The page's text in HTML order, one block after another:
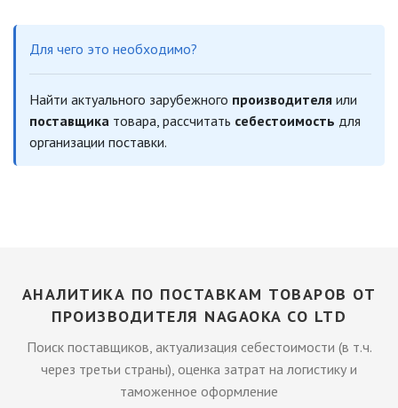
Для чего это необходимо?
Найти актуального зарубежного производителя или
поставщика товара, рассчитать себестоимость для
организации поставки.
АНАЛИТИКА ПО ПОСТАВКАМ ТОВАРОВ ОТ
ПРОИЗВОДИТЕЛЯ NAGAOKA CO LTD
Поиск поставщиков, актуализация себестоимости (в т.ч.
через третьи страны), оценка затрат на логистику и
таможенное оформление